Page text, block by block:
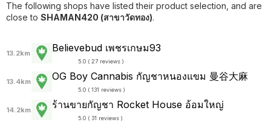
The following shops have listed their product selection, and are
close to SHAMAN420 (สาขาวัดทอง).
13.2km Believebud เพชรเกษม93
5.0 ( 27 reviews )
13.4km OG Boy Cannabis กัญชาหนองแขม 曼谷大麻
5.0 ( 131 reviews )
14.2km ร้านขายกัญชา Rocket House อ้อมใหญ่
5.0 ( 31 reviews )